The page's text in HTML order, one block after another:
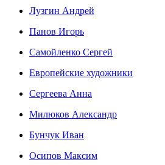
Лузгин Андрей
Панов Игорь
Сaмoйленко Сергей
Европейские художники
Сергеева Анна
Милюков Александр
Бунчук Иван
Осипoв Максим